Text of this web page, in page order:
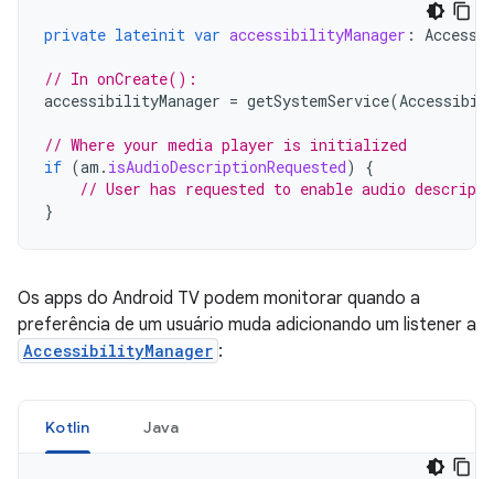
private lateinit var accessibilityManager :
// In onCreate():
accessibilityManager = getSystemService(
// Where your media player is initialized
if (am . isAudioDescriptionRequested)
{
// User has requested to enable audio
}
Os apps do Android TV podem monitorar quando a
preferência de um usuário muda adicionando um listener a
AccessibilityManager :
Kotlin Java